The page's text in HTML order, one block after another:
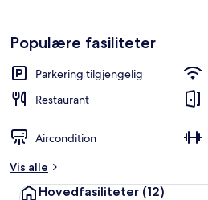
Populære fasiliteter
Parkering tilgjengelig
Restaurant
Aircondition
Vis alle
Hovedfasiliteter (12)